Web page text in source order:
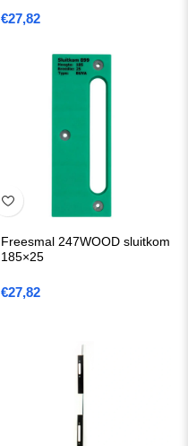
€27,82
Freesmal 247WOOD sluitkom
185×25
€27,82